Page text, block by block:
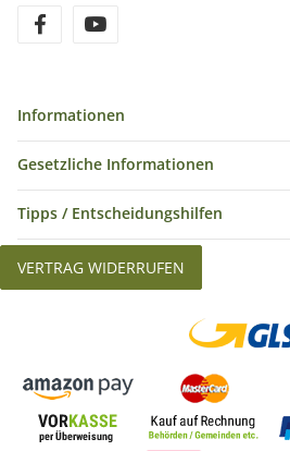
Informationen
Gesetzliche Informationen
Tipps / Entscheidungshilfen
VERTRAG WIDERRUFEN